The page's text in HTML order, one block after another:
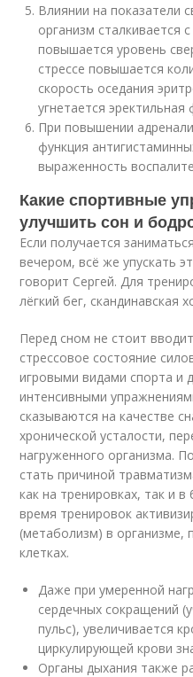
Влиянии на показатели
организм сталкивается
повышается уровень
стрессе повышается
скорость оседания
угнетается эректильная
При повышении
функция
выраженность
Какие спортивные
улучшить сон и
Если получается
вечером, всё же упускать
говорит Сергей. Для
лёгкий бег, скандинавская
Перед сном не стоит
стрессовое состояние
игровыми видами спорта и
интенсивными
сказываются на качестве
хронической усталости,
нагруженного организма.
стать причиной
как на тренировках, так и
время тренировок
(метаболизм) в
клетках.
Даже при умеренной
сердечных сокращений
пульс), увеличивается
циркулирующей крови
Органы дыхания также